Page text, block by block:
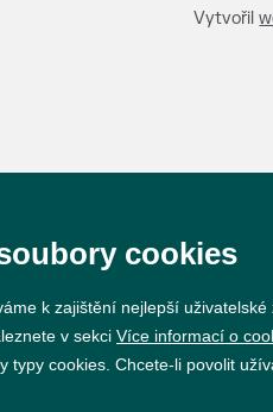
Vytvořil
cookies
k zajištění nejlepší
v sekci Více informací o
typy cookies. Chcete-li povolit